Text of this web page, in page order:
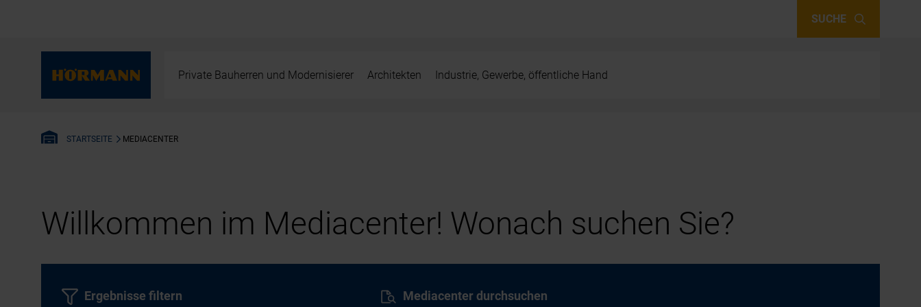
SUCHE
Private Bauherren und Modernisierer Architekten Industrie, Gewerbe, öffentliche Hand
STARTSEITE MEDIACENTER
Willkommen im Mediacenter! Wonach suchen Sie?
Mediacenter durchsuchen
Ergebnisse filtern